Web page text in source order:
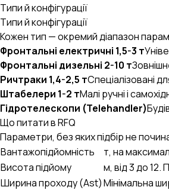
AI-Експерт ВЕД
UA EN RU
Типи й конфігурації
Типи й конфігурації
Кожен тип — окремий діапазон
Фронтальні електричні 1,5-3 т
Фронтальні дизельні 2-10 т
Ричтраки 1,4-2,5 тСпеціалізовані
Штабелери 1-2 тМалі ручні і
Гідротелескопи (Telehandler)
Що питати в RFQ
Параметри, без яких підбір не
Вантажопідйомність
т, на
Висота підйому
м, від 3 до 12.
Ширина проходу (Ast)Мінімальна